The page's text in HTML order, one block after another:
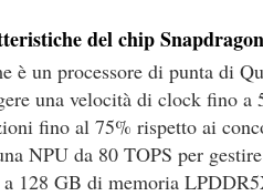
del chip
è un processore di punta di
una velocità di clock fino a
fino al 75% rispetto ai
NPU da 80 TOPS per
128 GB di memoria